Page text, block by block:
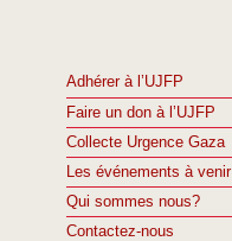
Adhérer à l’UJFP
Faire un don à l’UJFP
Collecte Urgence Gaza
Les événements à venir
Qui sommes nous?
Contactez-nous